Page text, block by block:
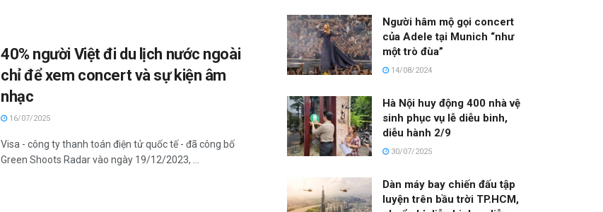
40% người Việt đi du lịch nước ngoài
chỉ để xem concert và sự kiện âm
nhạc
16/07/2025
Visa - công ty thanh toán điện tử quốc tế - đã công bố
Green Shoots Radar vào ngày 19/12/2023, ...
Người hâm mộ gọi concert
của Adele tại Munich “như
một trò đùa”
14/08/2024
Hà Nội huy động 400 nhà vệ
sinh phục vụ lễ diễu binh,
diễu hành 2/9
30/07/2025
Dàn máy bay chiến đấu tập
luyện trên bầu trời TP.HCM,